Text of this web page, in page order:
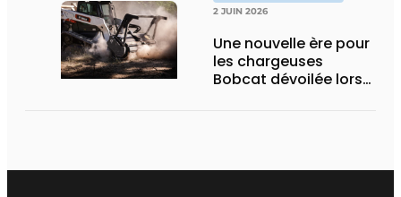
2 JUIN 2026
Une nouvelle ère pour
les chargeuses
Bobcat dévoilée lors